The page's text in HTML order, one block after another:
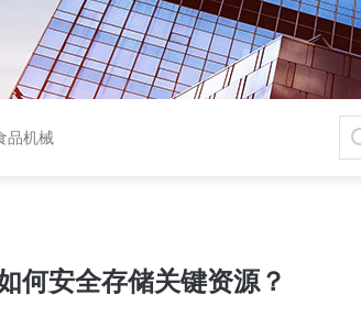
品机械
何安全存储关键资源？